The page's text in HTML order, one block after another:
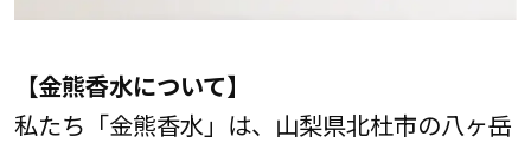
【金熊香水について】
私たち「金熊香水」は、山梨県北杜市の八ヶ岳